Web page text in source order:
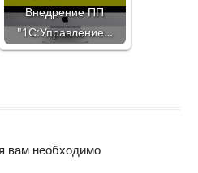
Внедрение ПП
"1С:Управление…
вам необходимо